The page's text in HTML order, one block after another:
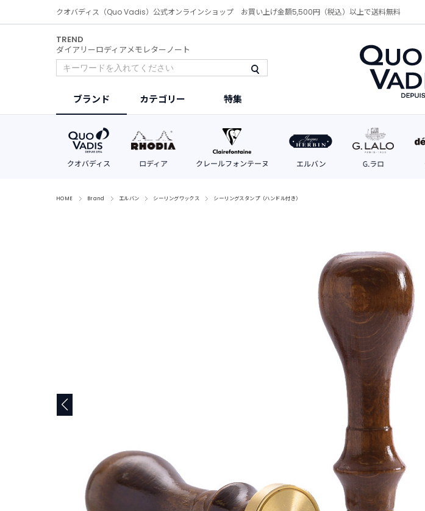
クオバディス（Quo Vadis）公式オンラインショップ お買い上げ金額5,500円（税込）以上で送料無料
TREND
ダイアリーロディアメモ レターノート
ブランド カテゴリー 特集
HOME Brand エルバン シーリングワックス シーリングスタンプ（ハンドル付き）